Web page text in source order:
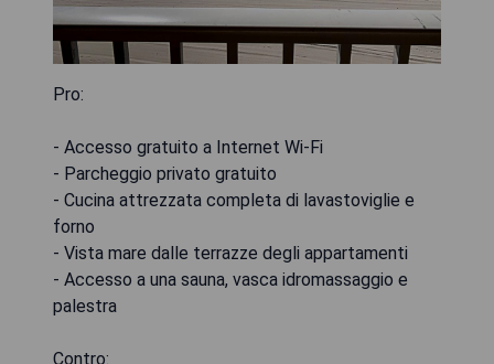
Pro:
- Accesso gratuito a Internet Wi-Fi
- Parcheggio privato gratuito
- Cucina attrezzata completa di lavastoviglie e
forno
- Vista mare dalle terrazze degli appartamenti
- Accesso a una sauna, vasca idromassaggio e
palestra
Contro: